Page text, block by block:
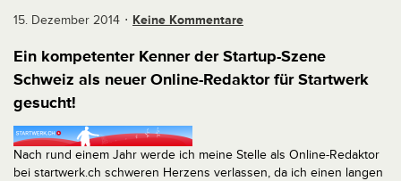
15. Dezember 2014 Keine Kommentare
Ein kompetenter Kenner der Startup-Szene
Schweiz als neuer Online-Redaktor für Startwerk
gesucht!
Nach rund einem Jahr werde ich meine Stelle als Online-Redaktor
bei startwerk.ch schweren Herzens verlassen, da ich einen langen